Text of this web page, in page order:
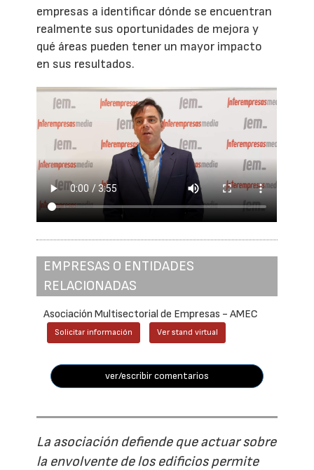
empresas a identificar dónde se encuentran
realmente sus oportunidades de mejora y
qué áreas pueden tener un mayor impacto
en sus resultados.
EMPRESAS O ENTIDADES
RELACIONADAS
Asociación Multisectorial de Empresas - AMEC
Solicitar información Ver stand virtual
ver/escribir comentarios
La asociación defiende que actuar sobre
la envolvente de los edificios permite